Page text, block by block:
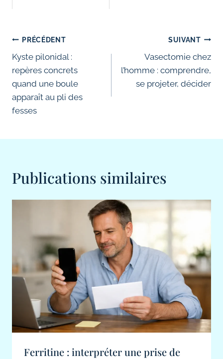
Navigation
de
l’article
PRÉCÉDENT
Kyste pilonidal :
repères concrets
quand une boule
apparaît au pli des
fesses
SUIVANT
Vasectomie chez
l’homme : comprendre,
se projeter, décider
Publications similaires
Ferritine : interpréter une prise de